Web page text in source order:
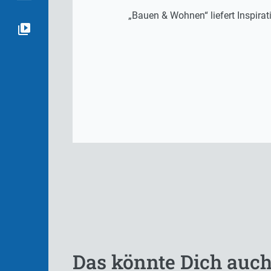
„Bauen & Wohnen“ liefert
Das könnte Dich